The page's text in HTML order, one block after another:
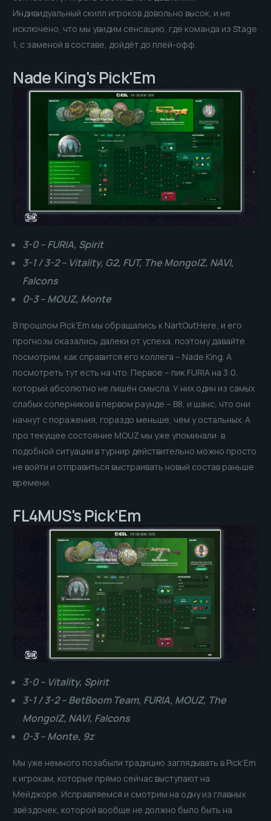
Индивидуальный скилл игроков довольно высок, и не
исключено, что мы увидим сенсацию, где команда из Stage
1, с заменой в составе, дойдёт до плей-офф.
Nade King's Pick'Em
3-0 – FURIA, Spirit
3-1 / 3-2 – Vitality, G2, FUT, The MongolZ, NAVI,
Falcons
0-3 – MOUZ, Monte
В прошлом Pick’Em мы обращались к NartOutHere, и его
прогнозы оказались далеки от успеха, поэтому давайте
посмотрим, как справится его коллега – Nade King. А
посмотреть тут есть на что. Первое – пик FURIA на 3:0,
который абсолютно не лишён смысла. У них один из самых
слабых соперников в первом раунде – B8, и шанс, что они
начнут с поражения, гораздо меньше, чем у остальных. А
про текущее состояние MOUZ мы уже упоминали: в
подобной ситуации в турнир действительно можно просто
не войти и отправиться выстраивать новый состав раньше
времени.
FL4MUS's Pick'Em
3-0 – Vitality, Spirit
3-1 / 3-2 – BetBoom Team, FURIA, MOUZ, The
MongolZ, NAVI, Falcons
0-3 – Monte, 9z
Мы уже немного позабыли традицию заглядывать в Pick’Em
к игрокам, которые прямо сейчас выступают на
Мейджоре. Исправляемся и смотрим на одну из главных
звёздочек, которой вообще не должно было быть на